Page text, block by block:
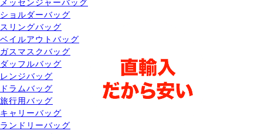
ショルダーバッグ
スリングバッグ
ベイルアウトバッグ
ガスマスクバッグ
ダッフルバッグ
レンジバッグ
ドラムバッグ
旅行用バッグ
キャリーバッグ
ランドリーバッグ